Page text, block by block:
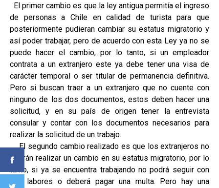
El primer cambio es que la ley antigua permitía el ingreso
de personas a Chile en calidad de turista para que
posteriormente pudieran cambiar su estatus migratorio y
así poder trabajar, pero de acuerdo con esta Ley ya no se
puede hacer el cambio, por lo tanto, si un empleador
contrata a un extranjero este ya debe tener una visa de
carácter temporal o ser titular de permanencia definitiva.
Pero si buscan traer a un extranjero que no cuente con
ninguno de los dos documentos, estos deben hacer una
solicitud, y en su país de origen tener la entrevista
consular y contar con los documentos necesarios para
realizar la solicitud de un trabajo.
El segundo cambio realizado es que los extranjeros no
podrán realizar un cambio en su estatus migratorio, por lo
tanto, si ya se encuentra trabajando no podrá seguir con
sus labores o deberá pagar una multa. Pero hay una